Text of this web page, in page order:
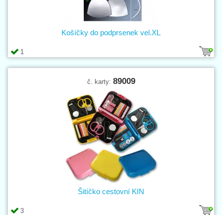
1
Košíčky do podprsenek vel.XL
č. karty: 89009
3
Šitíčko cestovní KIN